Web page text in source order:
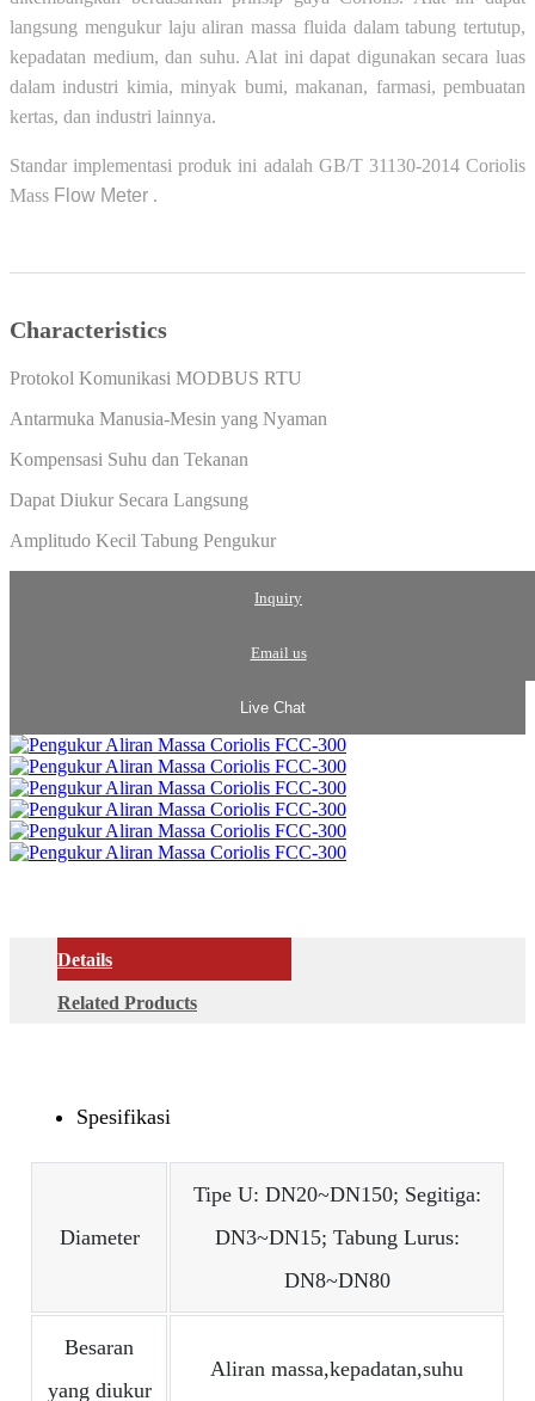
langsung mengukur laju aliran massa fluida dalam tabung tertutup,
kepadatan medium, dan suhu. Alat ini dapat digunakan secara luas
dalam industri kimia, minyak bumi, makanan, farmasi, pembuatan
kertas, dan industri lainnya.
Standar implementasi produk ini adalah GB/T 31130-2014 Coriolis
Mass Flow Meter .
Characteristics
Protokol Komunikasi MODBUS RTU
Antarmuka Manusia-Mesin yang Nyaman
Kompensasi Suhu dan Tekanan
Dapat Diukur Secara Langsung
Amplitudo Kecil Tabung Pengukur
Inquiry
Email us
Live Chat
Details
Related Products
Spesifikasi
Diameter
Tipe U: DN20~DN150; Segitiga:
DN3~DN15; Tabung Lurus:
DN8~DN80
Besaran
yang diukur
Aliran massa,kepadatan,suhu